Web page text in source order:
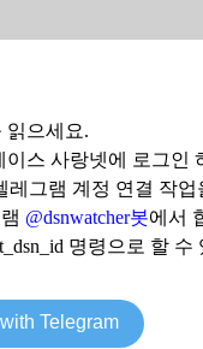
읽으세요.
스 사랑넷에 로그인
레그램 계정 연결 작
@dsnwatcher봇에서
명령으로 할 수